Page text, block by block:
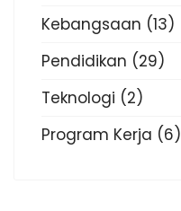
Kebangsaan (13)
Pendidikan (29)
Teknologi (2)
Program Kerja (6)